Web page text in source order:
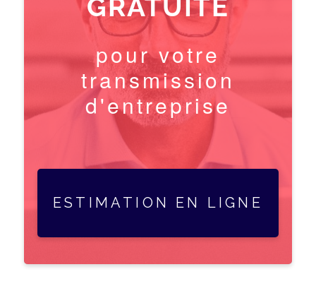
GRATUITE
pour votre
transmission
d'entreprise
ESTIMATION EN LIGNE